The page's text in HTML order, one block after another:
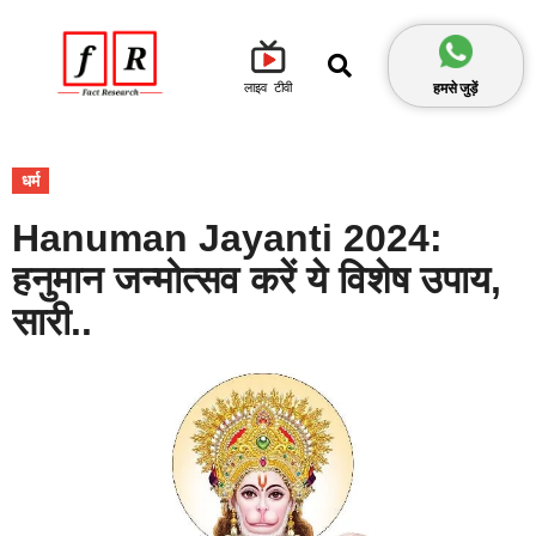
लाइव टीवी हमसे जुड़ें
धर्म
Hanuman Jayanti 2024:
हनुमान जन्मोत्सव करें ये विशेष उपाय,
सारी..